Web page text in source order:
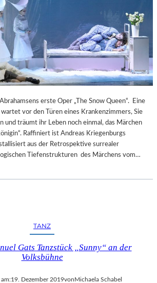
erste Oper „The Snow Queen“. Eine
vor den Türen eines Krankenzimmers, Sie
und träumt ihr Leben noch einmal, das Märchen
Raffiniert ist Andreas Kriegenburgs
aus der Retrospektive surrealer
Tiefenstrukturen des Märchens vom…
TANZ
Gats Tanzstück „Sunny“ an der
Volksbühne
19. Dezember 2019vonMichaela Schabel